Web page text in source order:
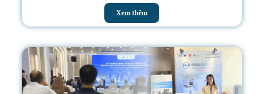
Xem thêm